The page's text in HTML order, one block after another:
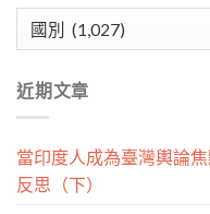
類
近期文章
當印度人成為臺灣輿論
反思（下）